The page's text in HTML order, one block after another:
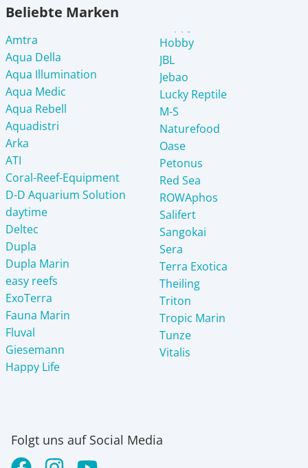
Beliebte Marken
Amtra
Aqua Della
Aqua Illumination
Aqua Medic
Aqua Rebell
Aquadistri
Arka
ATI
Coral-Reef-Equipment
D-D Aquarium Solution
daytime
Deltec
Dupla
Dupla Marin
easy reefs
ExoTerra
Fauna Marin
Fluval
Giesemann
Happy Life
Hobby
JBL
Jebao
Lucky Reptile
M-S
Naturefood
Oase
Petonus
Red Sea
ROWAphos
Salifert
Sangokai
Sera
Terra Exotica
Theiling
Triton
Tropic Marin
Tunze
Vitalis
Folgt uns auf Social Media